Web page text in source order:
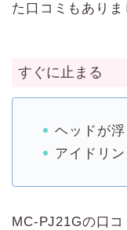
た口コミもありま
すぐに止まる
ヘッドが浮
アイドリ
MC-PJ21Gの口